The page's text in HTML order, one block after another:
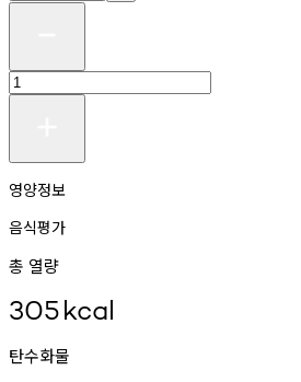
영양정보
음식평가
총 열량
305kcal
탄수화물